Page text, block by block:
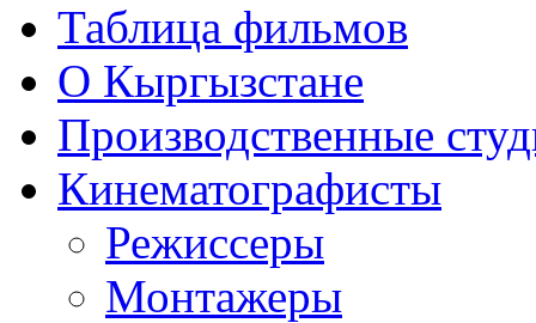
Таблица фильмов
О Кыргызстане
Производственные
Кинематографисты
Режиссеры
Монтажеры